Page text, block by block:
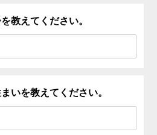
教えてください。
いを教えてください。